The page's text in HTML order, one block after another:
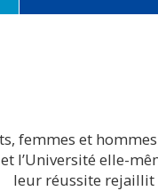
femmes et
l’Université elle-
leur réussite rejaillit